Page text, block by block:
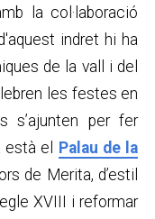
la col·laboració
indret hi ha
de la vall i del
les festes en
s’ajunten per fer
està el
Palau de la
de Merita, d’estil
XVIII i reformar